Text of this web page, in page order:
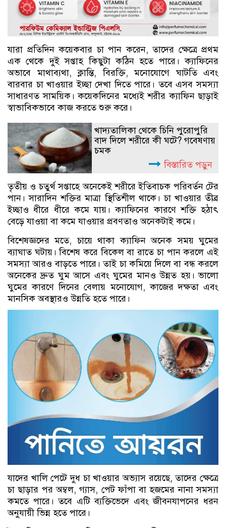
যারা প্রতিদিন কয়েকবার চা পান করেন, তাদের ক্ষেত্রে প্রথম
এক থেকে দুই সপ্তাহ কিছুটা কঠিন হতে পারে। ক্যাফিনের
অভাবে মাথাব্যথা, ক্লান্তি, বিরক্তি, মনোযোগে ঘাটতি এবং
বারবার চা খাওয়ার ইচ্ছা দেখা দিতে পারে। তবে এসব সমস্যা
সাধারণত সাময়িক। কয়েকদিনের মধ্যেই শরীর ক্যাফিন ছাড়াই
স্বাভাবিকভাবে কাজ করতে শুরু করে।
খাদ্যতালিকা থেকে চিনি পুরোপুরি
বাদ দিলে শরীরে কী ঘটে? গবেষণায়
চমক
বিস্তারিত পড়ুন
তৃতীয় ও চতুর্থ সপ্তাহে অনেকেই শরীরে ইতিবাচক পরিবর্তন টের
পান। সারাদিন শক্তির মাত্রা স্থিতিশীল থাকে। চা খাওয়ার তীব্র
ইচ্ছাও ধীরে ধীরে কমে যায়। ক্যাফিনের কারণে শক্তি হঠাৎ
বেড়ে যাওয়া বা কমে যাওয়ার প্রবণতাও অনেকটাই কমে।
বিশেষজ্ঞদের মতে, চায়ে থাকা ক্যাফিন অনেক সময় ঘুমের
ব্যাঘাত ঘটায়। বিশেষ করে বিকেল বা রাতে চা পান করলে এই
সমস্যা আরও বাড়তে পারে। তাই চা কমিয়ে দিলে বা বন্ধ করলে
অনেকের দ্রুত ঘুম আসে এবং ঘুমের মানও উন্নত হয়। ভালো
ঘুমের কারণে দিনের বেলায় মনোযোগ, কাজের দক্ষতা এবং
মানসিক অবস্থারও উন্নতি হতে পারে।
যাদের খালি পেটে দুধ চা খাওয়ার অভ্যাস রয়েছে, তাদের ক্ষেত্রে
চা ছাড়ার পর অম্বল, গ্যাস, পেট ফাঁপা বা হজমের নানা সমস্যা
কমতে পারে। তবে এটি ব্যক্তিভেদে এবং জীবনযাপনের ধরন
অনুযায়ী ভিন্ন হতে পারে।